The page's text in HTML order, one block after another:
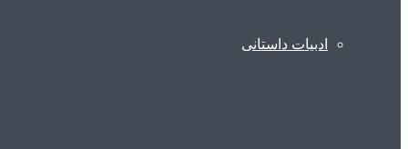
ادبیات داستانی